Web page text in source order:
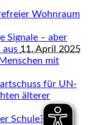
Wohnraum
Signale – aber
aus 11. April 2025
mit
für UN-
älterer
Schule?